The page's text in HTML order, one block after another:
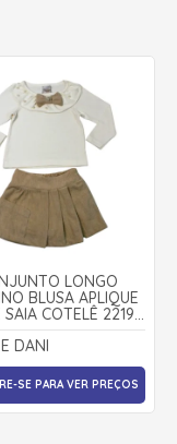
LONGO
BLUSA APLIQUE
SAIA COTELÊ 2219 -
E DANI
DANI
SE PARA VER PREÇOS